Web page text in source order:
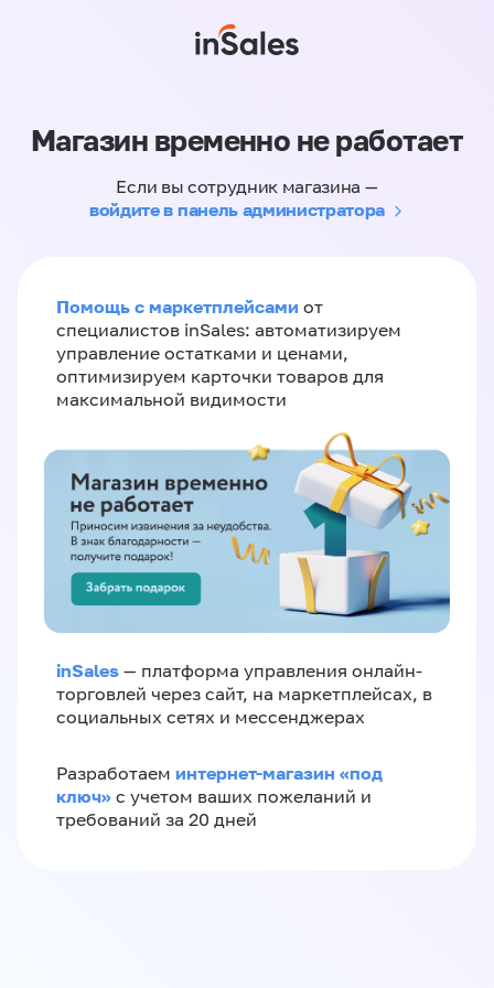
Магазин временно не работает
Если вы сотрудник магазина —
войдите в панель администратора
Помощь с маркетплейсами от
специалистов inSales: автоматизируем
управление остатками и ценами,
оптимизируем карточки товаров для
максимальной видимости
inSales — платформа управления онлайн-
торговлей через сайт, на маркетплейсах, в
социальных сетях и мессенджерах
Разработаем интернет-магазин «‎под
ключ»‎ с учетом ваших пожеланий и
требований за 20 дней